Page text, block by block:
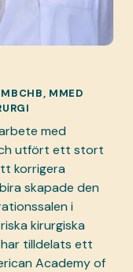
MMED
med
utfört ett stort
korrigera
skapade den
i
kirurgiska
tilldelats ett
Academy of